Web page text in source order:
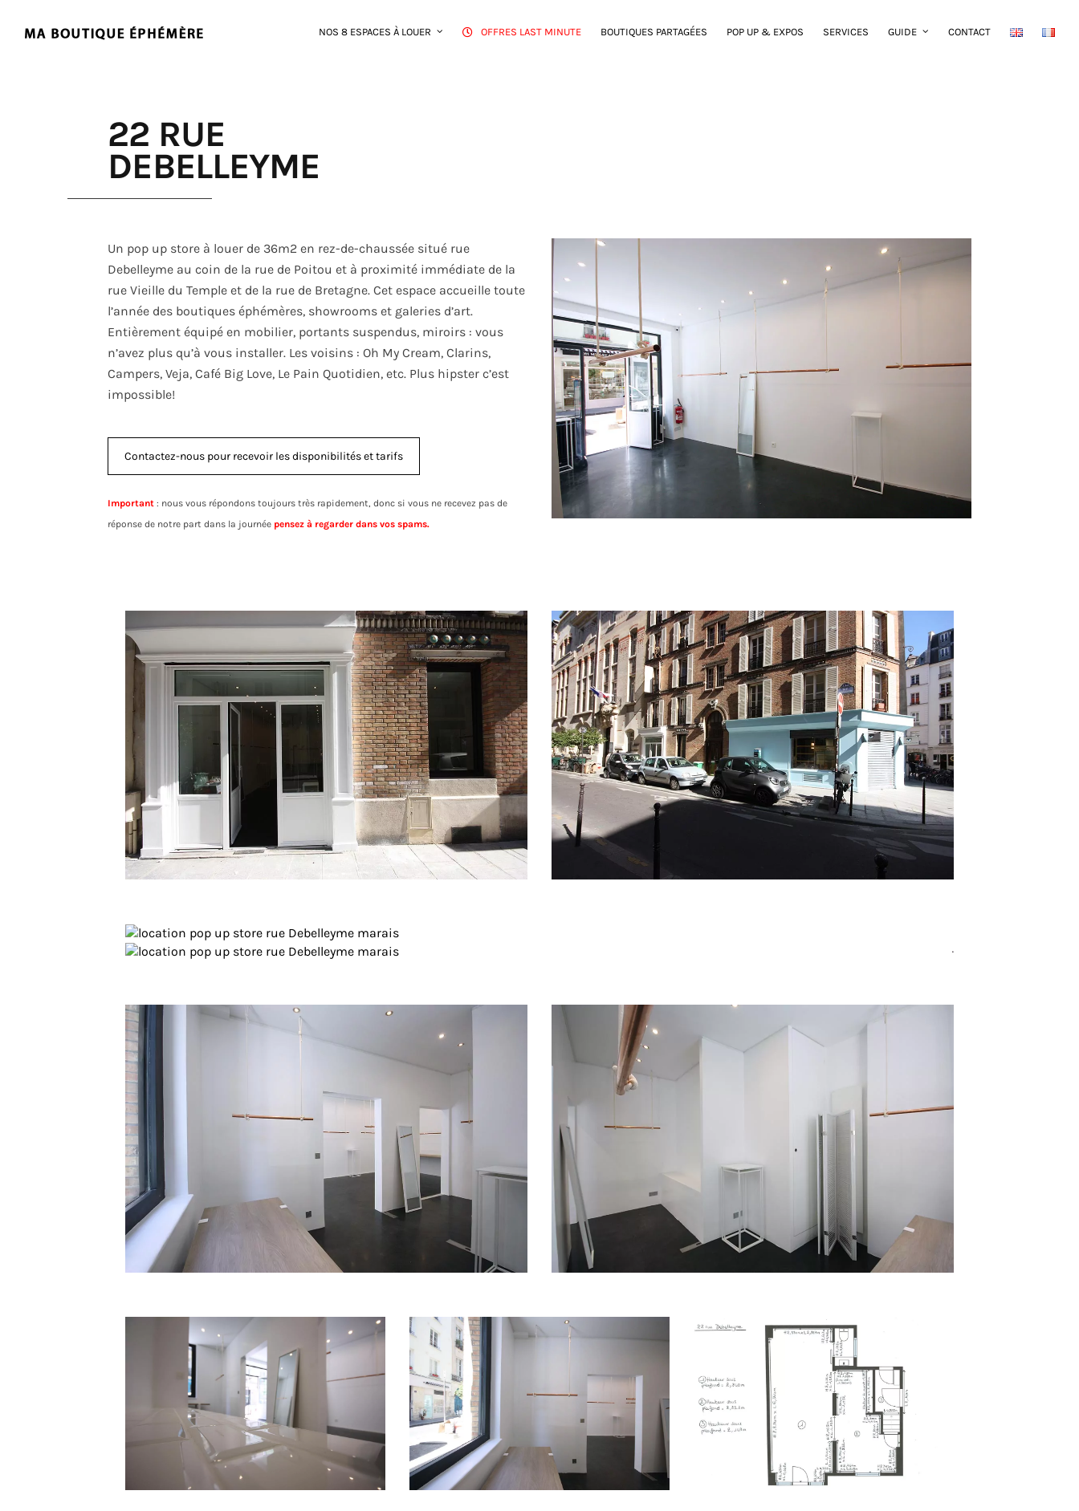
NOS 8 ESPACES À LOUER OFFRES LAST MINUTE BOUTIQUES PARTAGÉES POP UP & EXPOS SERVICES GUIDE CONTACT
22 RUE
DEBELLEYME
Un pop up store à louer de 36m2 en rez-de-chaussée situé rue
Debelleyme au coin de la rue de Poitou et à proximité immédiate de la
rue Vieille du Temple et de la rue de Bretagne. Cet espace accueille toute
l’année des boutiques éphémères, showrooms et galeries d’art.
Entièrement équipé en mobilier, portants suspendus, miroirs : vous
n’avez plus qu’à vous installer. Les voisins : Oh My Cream, Clarins,
Campers, Veja, Café Big Love, Le Pain Quotidien, etc. Plus hipster c’est
impossible!
Contactez-nous pour recevoir les disponibilités et tarifs
Important : nous vous répondons toujours très rapidement, donc si vous ne recevez pas de
réponse de notre part dans la journée pensez à regarder dans vos spams.